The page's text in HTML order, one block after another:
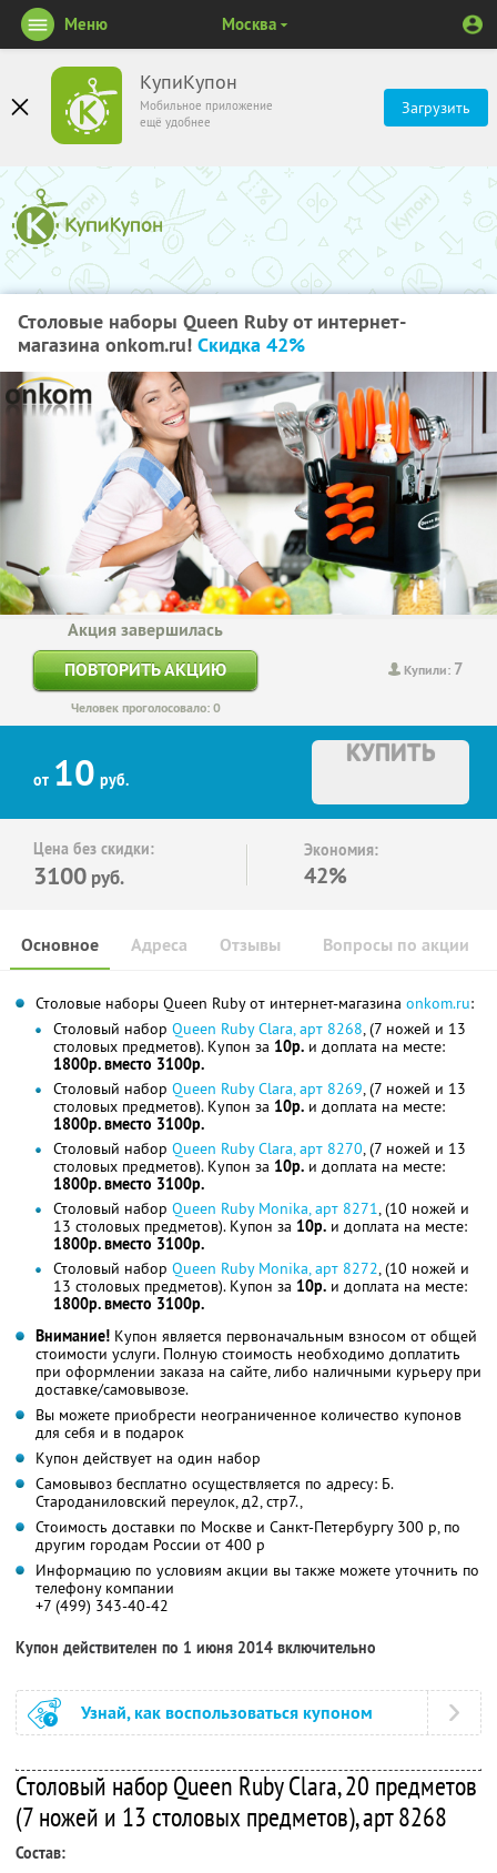
КупиКупон
Мобильное приложение
ещё удобнее
Загрузить
Меню Москва
Столовые наборы Queen Ruby от интернет-
магазина onkom.ru! Скидка 42%
Купили: 7
Акция завершилась
ПОВТОРИТЬ АКЦИЮ
Человек проголосовало: 0
от 10 руб.
КУПИТЬ
Цена без скидки:
3100 руб.
Экономия:
42%
Основное Отзывы Вопросы по акции
Адреса
Столовые наборы Queen Ruby от интернет-магазина onkom.ru:
Столовый набор Queen Ruby Clara, арт 8268, (7 ножей и 13
столовых предметов). Купон за 10р. и доплата на месте:
1800р. вместо 3100р.
Столовый набор Queen Ruby Clara, арт 8269, (7 ножей и 13
столовых предметов). Купон за 10р. и доплата на месте:
1800р. вместо 3100р.
Столовый набор Queen Ruby Clara, арт 8270, (7 ножей и 13
столовых предметов). Купон за 10р. и доплата на месте:
1800р. вместо 3100р.
Столовый набор Queen Ruby Monika, арт 8271, (10 ножей и
13 столовых предметов). Купон за 10р. и доплата на месте:
1800р. вместо 3100р.
Столовый набор Queen Ruby Monika, арт 8272, (10 ножей и
13 столовых предметов). Купон за 10р. и доплата на месте:
1800р. вместо 3100р.
Внимание! Купон является первоначальным взносом от общей
стоимости услуги. Полную стоимость необходимо доплатить
при оформлении заказа на сайте, либо наличными курьеру при
доставке/самовывозе.
Вы можете приобрести неограниченное количество купонов
для себя и в подарок
Купон действует на один набор
Самовывоз бесплатно осуществляется по адресу: Б.
Староданиловский переулок, д2, стр7.,
Стоимость доставки по Москве и Санкт-Петербургу 300 р, по
другим городам России от 400 р
Информацию по условиям акции вы также можете уточнить по
телефону компании
+7 (499) 343-40-42
Купон действителен по 1 июня 2014 включительно
Узнай, как воспользоваться купоном
Столовый набор Queen Ruby Clara, 20 предметов
(7 ножей и 13 столовых предметов), арт 8268
Состав: